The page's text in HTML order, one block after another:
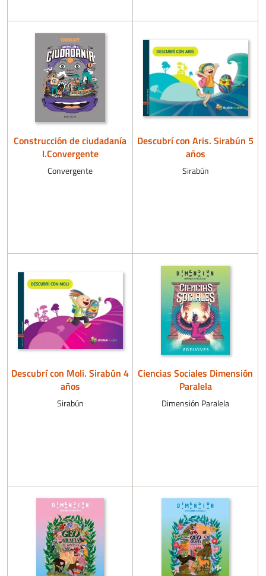
Construcción de ciudadanía
I.Convergente
Convergente
Descubrí con Aris. Sirabún 5
años
Sirabún
Descubrí con Moli. Sirabún 4
años
Sirabún
Ciencias Sociales Dimensión
Paralela
Dimensión Paralela